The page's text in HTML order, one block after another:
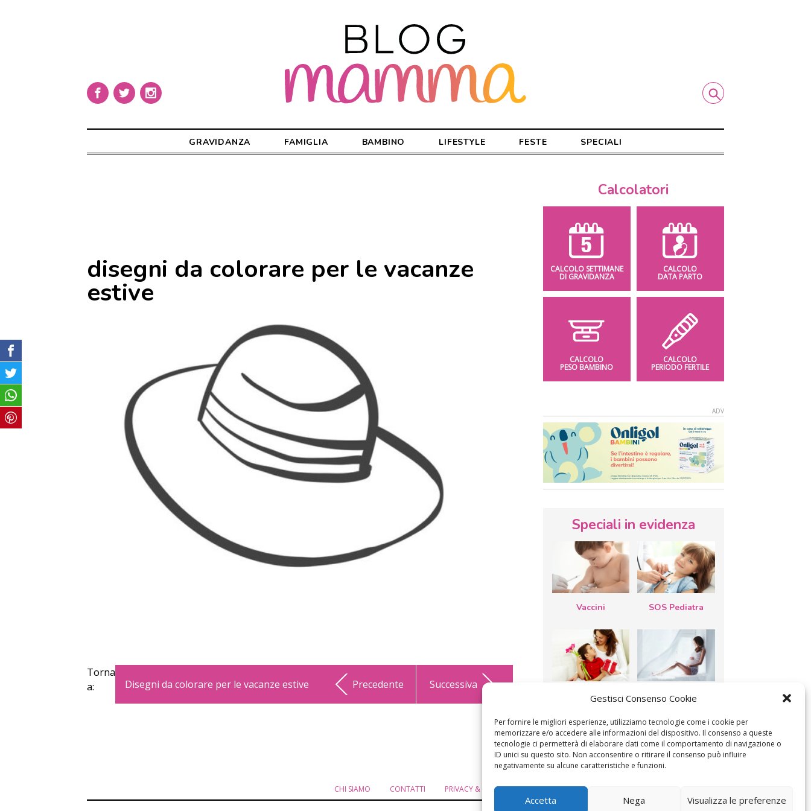
Gestisci Consenso Cookie
Per fornire le migliori esperienze, utilizziamo tecnologie come i cookie per
memorizzare e/o accedere alle informazioni del dispositivo. Il consenso a queste
tecnologie ci permetterà di elaborare dati come il comportamento di navigazione o
ID unici su questo sito. Non acconsentire o ritirare il consenso può influire
negativamente su alcune caratteristiche e funzioni.
Accetta Nega Visualizza le preferenze
GRAVIDANZA FAMIGLIA BAMBINO LIFESTYLE FESTE SPECIALI
disegni da colorare per le vacanze
estive
Torna
a:
Disegni da colorare per le vacanze estive Precedente Successiva
Calcolatori
CALCOLO SETTIMANE
DI GRAVIDANZA
CALCOLO
DATA PARTO
CALCOLO
PESO BAMBINO
CALCOLO
PERIODO FERTILE
Speciali in evidenza
Vaccini SOS Pediatra
Festa della
mamma: lavoretti,
filastrocche
Le settimane di
gravidanza
CHI SIAMO CONTATTI PRIVACY & COOKIE POLICY MODIFICA IL CONSENSO